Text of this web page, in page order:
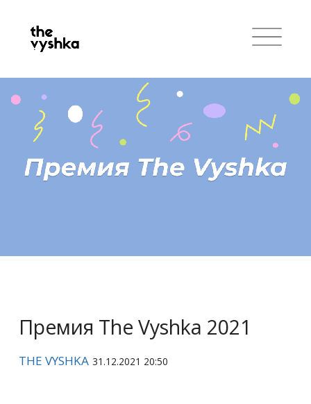
Премия The Vyshka 2021
THE VYSHKA 31.12.2021 20:50